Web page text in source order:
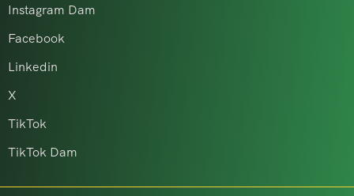
Instagram Dam
Facebook
Linkedin
X
TikTok
TikTok Dam